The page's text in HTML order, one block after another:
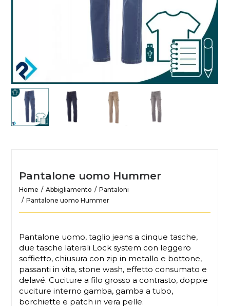
Pantalone uomo Hummer
Home Abbigliamento
Pantaloni
Pantalone uomo Hummer
Pantalone uomo, taglio jeans a cinque tasche,
due tasche laterali Lock system con leggero
soffietto, chiusura con zip in metallo e bottone,
passanti in vita, stone wash, effetto consumato e
delavé. Cuciture a filo grosso a contrasto, doppie
cuciture interno gamba, gamba a tubo,
borchiette e patch in vera pelle.